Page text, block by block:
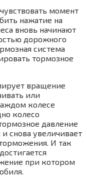
момент
нажатие на
вновь начинают
дорожного
система
тормозное
вращение
или
колесе
колесо
давление
снова увеличивает
И так
при котором